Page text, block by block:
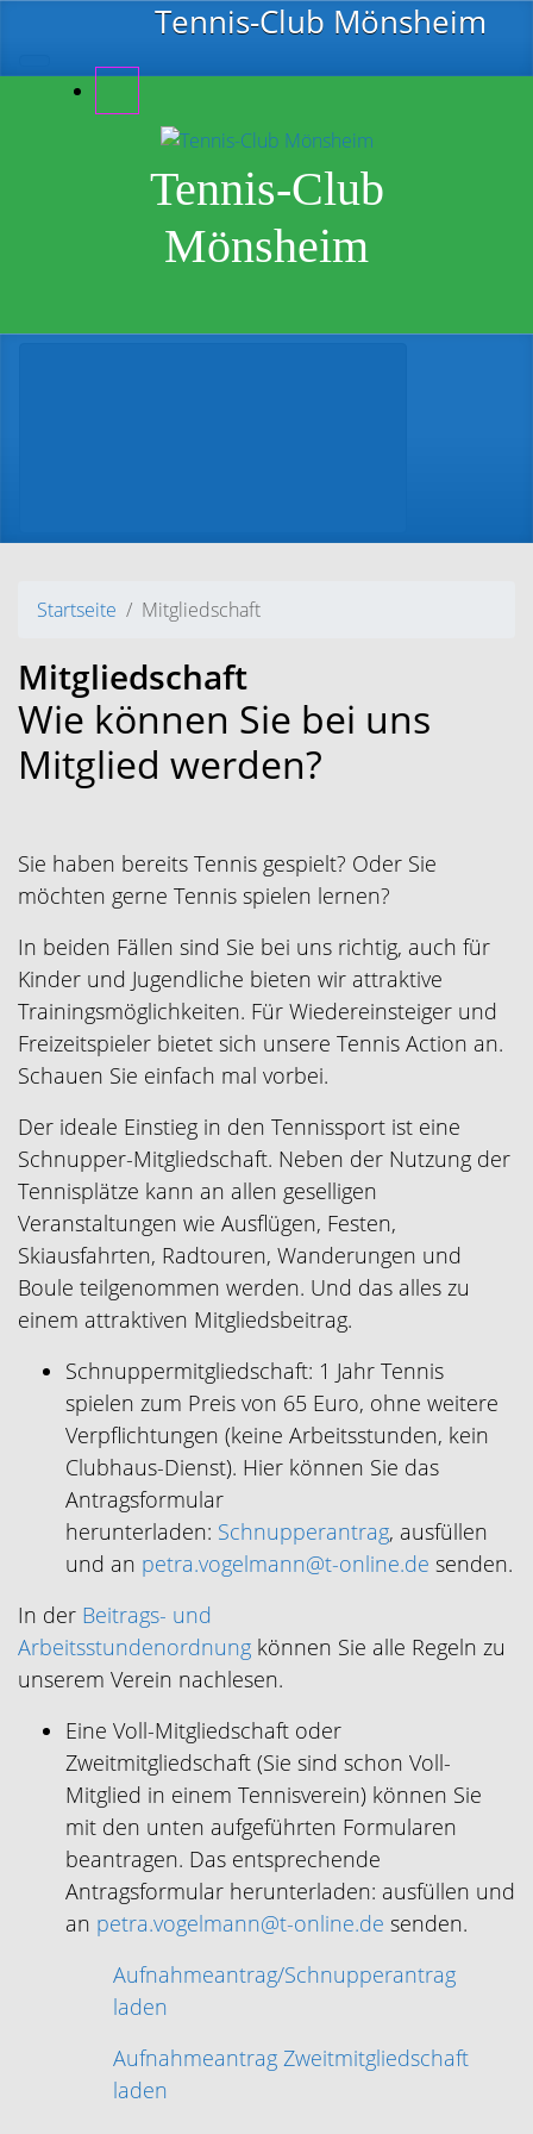
Zum Hauptinhalt springenTennis-Club Mönsheim
Tennis-Club
Mönsheim
Startseite Mitgliedschaft
Mitgliedschaft
Wie können Sie bei uns
Mitglied werden?
Sie haben bereits Tennis gespielt? Oder Sie
möchten gerne Tennis spielen lernen?
In beiden Fällen sind Sie bei uns richtig, auch für
Kinder und Jugendliche bieten wir attraktive
Trainingsmöglichkeiten. Für Wiedereinsteiger und
Freizeitspieler bietet sich unsere Tennis Action an.
Schauen Sie einfach mal vorbei.
Der ideale Einstieg in den Tennissport ist eine
Schnupper-Mitgliedschaft. Neben der Nutzung der
Tennisplätze kann an allen geselligen
Veranstaltungen wie Ausflügen, Festen,
Skiausfahrten, Radtouren, Wanderungen und
Boule teilgenommen werden. Und das alles zu
einem attraktiven Mitgliedsbeitrag.
Schnuppermitgliedschaft: 1 Jahr Tennis
spielen zum Preis von 65 Euro, ohne weitere
Verpflichtungen (keine Arbeitsstunden, kein
Clubhaus-Dienst). Hier können Sie das
Antragsformular
herunterladen: Schnupperantrag, ausfüllen
und an petra.vogelmann@t-online.de senden.
In der Beitrags- und
Arbeitsstundenordnung können Sie alle Regeln zu
unserem Verein nachlesen.
Eine Voll-Mitgliedschaft oder
Zweitmitgliedschaft (Sie sind schon Voll-
Mitglied in einem Tennisverein) können Sie
mit den unten aufgeführten Formularen
beantragen. Das entsprechende
Antragsformular herunterladen: ausfüllen und
an petra.vogelmann@t-online.de senden.
Aufnahmeantrag/Schnupperantrag
laden
Aufnahmeantrag Zweitmitgliedschaft
laden